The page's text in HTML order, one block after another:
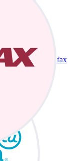
Equifax